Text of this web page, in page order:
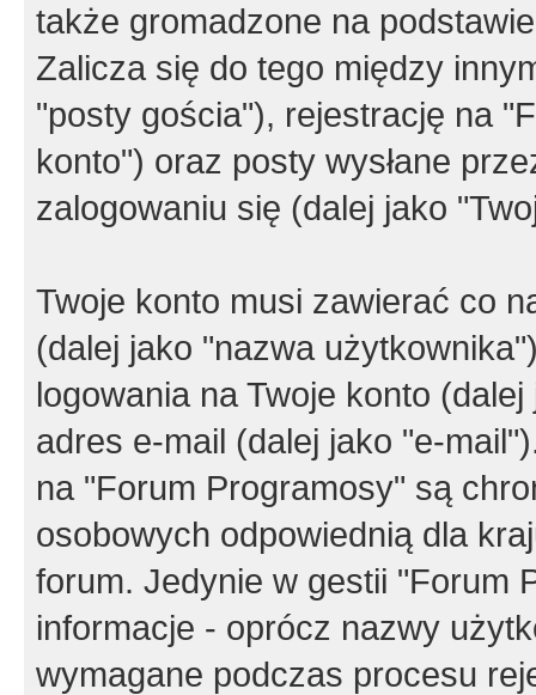
także gromadzone na
Zalicza się do tego między
"posty gościa"), rejestrację na
konto") oraz posty wysłane
zalogowaniu się (dalej jako
Twoje konto musi zawierać co
(dalej jako "nazwa
logowania na Twoje konto
adres e-mail (dalej jako "e-
na "Forum Programosy" są
osobowych odpowiednią dla
forum. Jedynie w gestii "Forum
informacje - oprócz nazwy
wymagane podczas procesu